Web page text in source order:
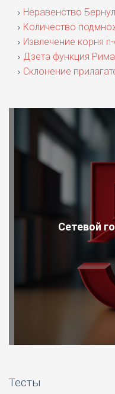
Неравенство
Количество
Извлечение корня
Дзета функция
Склонение
Сетевой
Тесты